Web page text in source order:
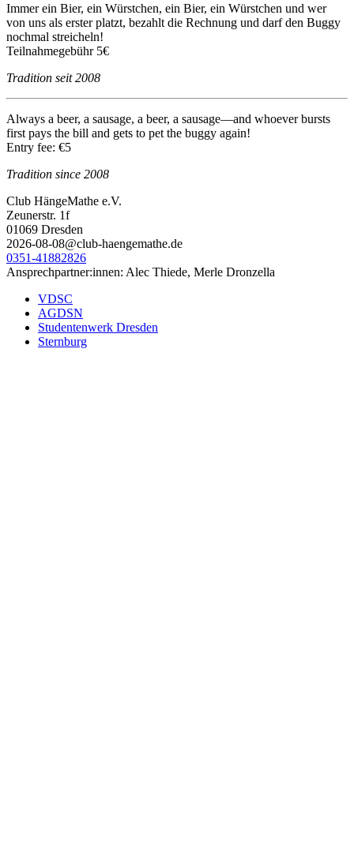
Immer ein Bier, ein Würstchen, ein Bier, ein Würstchen und wer
von uns als erster platzt, bezahlt die Rechnung und darf den Buggy
nochmal streicheln!
Teilnahmegebühr 5€
Tradition seit 2008
Always a beer, a sausage, a beer, a sausage—and whoever bursts
first pays the bill and gets to pet the buggy again!
Entry fee: €5
Tradition since 2008
Club HängeMathe e.V.
Zeunerstr. 1f
01069 Dresden
2026-08-08@club-haengemathe.de
0351-41882826
Ansprechpartner:innen: Alec Thiede, Merle Dronzella
VDSC
AGDSN
Studentenwerk Dresden
Sternburg